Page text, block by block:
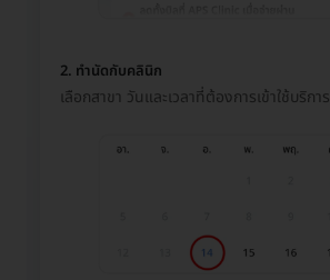
2. ทำนัดกับคลินิก
เลือกสาขา วันและเวลาที่ต้องการเข้าใช้บริการ